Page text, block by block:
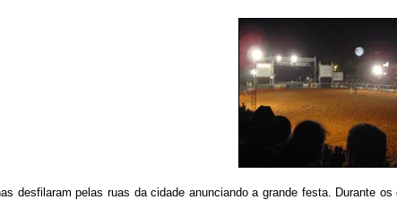
desfilaram pelas ruas da cidade anunciando a grande festa. Durante